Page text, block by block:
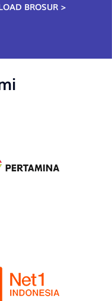
BROSUR >